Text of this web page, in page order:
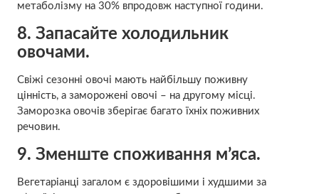
метаболізму на 30% впродовж наступної години.
8. Запасайте холодильник
овочами.
Свіжі сезонні овочі мають найбільшу поживну
цінність, а заморожені овочі – на другому місці.
Заморозка овочів зберігає багато їхніх поживних
речовин.
9. Зменште споживання м’яса.
Вегетаріанці загалом є здоровішими і худшими за